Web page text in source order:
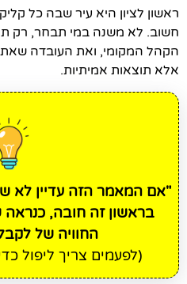
ראשון לציון היא עיר שבה כל
חשוב. לא משנה במי תבחר, רק
הקהל המקומי, ואת העובדה
אלא תוצאות אמיתיות.
"אם המאמר הזה עדיין לא
בראשון זה חובה,
החוויה של
(לפעמים צריך ליפול